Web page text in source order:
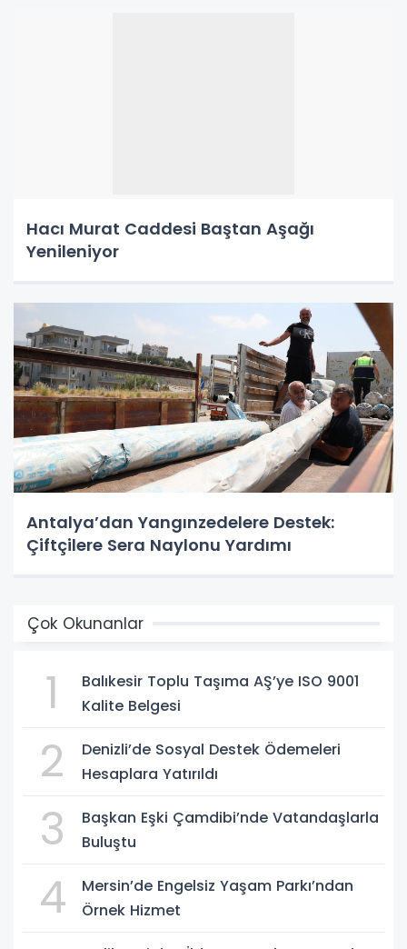
Hacı Murat Caddesi Baştan Aşağı
Yenileniyor
Antalya’dan Yangınzedelere Destek:
Çiftçilere Sera Naylonu Yardımı
Çok Okunanlar
1
Balıkesir Toplu Taşıma AŞ’ye ISO 9001
Kalite Belgesi
2
Denizli’de Sosyal Destek Ödemeleri
Hesaplara Yatırıldı
3
Başkan Eşki Çamdibi’nde Vatandaşlarla
Buluştu
4
Mersin’de Engelsiz Yaşam Parkı’ndan
Örnek Hizmet